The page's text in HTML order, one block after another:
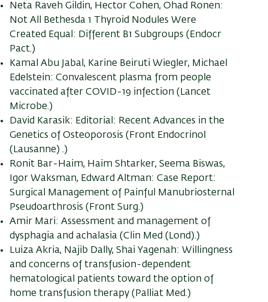
Neta Raveh Gildin, Hector Cohen, Ohad Ronen:
Not All Bethesda 1 Thyroid Nodules Were
Created Equal: Different B1 Subgroups (Endocr
Pact.)
Kamal Abu Jabal, Karine Beiruti Wiegler, Michael
Edelstein: Convalescent plasma from people
vaccinated after COVID-19 infection (Lancet
Microbe.)
David Karasik: Editorial: Recent Advances in the
Genetics of Osteoporosis (Front Endocrinol
(Lausanne) .)
Ronit Bar-Haim, Haim Shtarker, Seema Biswas,
Igor Waksman, Edward Altman: Case Report:
Surgical Management of Painful Manubriosternal
Pseudoarthrosis (Front Surg.)
Amir Mari: Assessment and management of
dysphagia and achalasia (Clin Med (Lond).)
Luiza Akria, Najib Dally, Shai Yagenah: Willingness
and concerns of transfusion-dependent
hematological patients toward the option of
home transfusion therapy (Palliat Med.)